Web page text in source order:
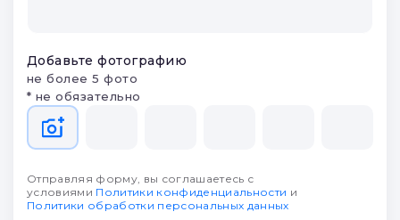
Добавьте фотографию
не более 5 фото
* не обязательно
Отправляя форму, вы соглашаетесь с
условиями Политики конфиденциальности и
Политики обработки персональных данных